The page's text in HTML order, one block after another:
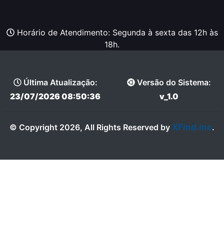
Horário de Atendimento: Segunda à sexta das 12h às
18h.
Última Atualização:
23/07/2026 08:50:36
Versão do Sistema:
v_1.0
© Copyright 2026, All Rights Reserved by XFind.inc.